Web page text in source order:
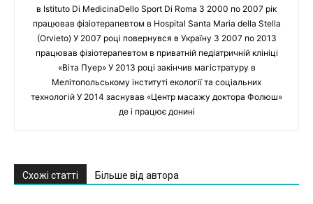
в Istituto Di MedicinaDello Sport Di Roma З 2000 по 2007 рік
працював фізіотерапевтом в Hospital Santa Maria della Stella
(Orvieto) У 2007 році повернувся в Україну З 2007 по 2013
працював фізіотерапевтом в приватній педіатричній клініці
«Віта Пуер» У 2013 році закінчив магістратуру в
Мелітопольському інституті екології та соціальних
технологій У 2014 заснував «Центр масажу доктора Фолюш»
де і працює донині
Схожі статті Більше від автора